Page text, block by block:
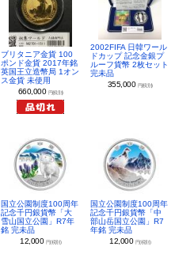
ブリタニア金貨 100
ポンド金貨 2017年銘
英国王立造幣局 1オン
ス金貨 未使用
660,000 円(税別)
2002FIFA 日韓ワール
ドカップ 記念金銀プ
ルーフ貨幣 2枚セット
完未品
355,000 円(税別)
国立公園制度100周年
記念千円銀貨幣「大
雪山国立公園」R7年
銘 完未品
12,000 円(税別)
国立公園制度100周年
記念千円銀貨幣「中
部山岳国立公園」R7
年銘 完未品
12,000 円(税別)